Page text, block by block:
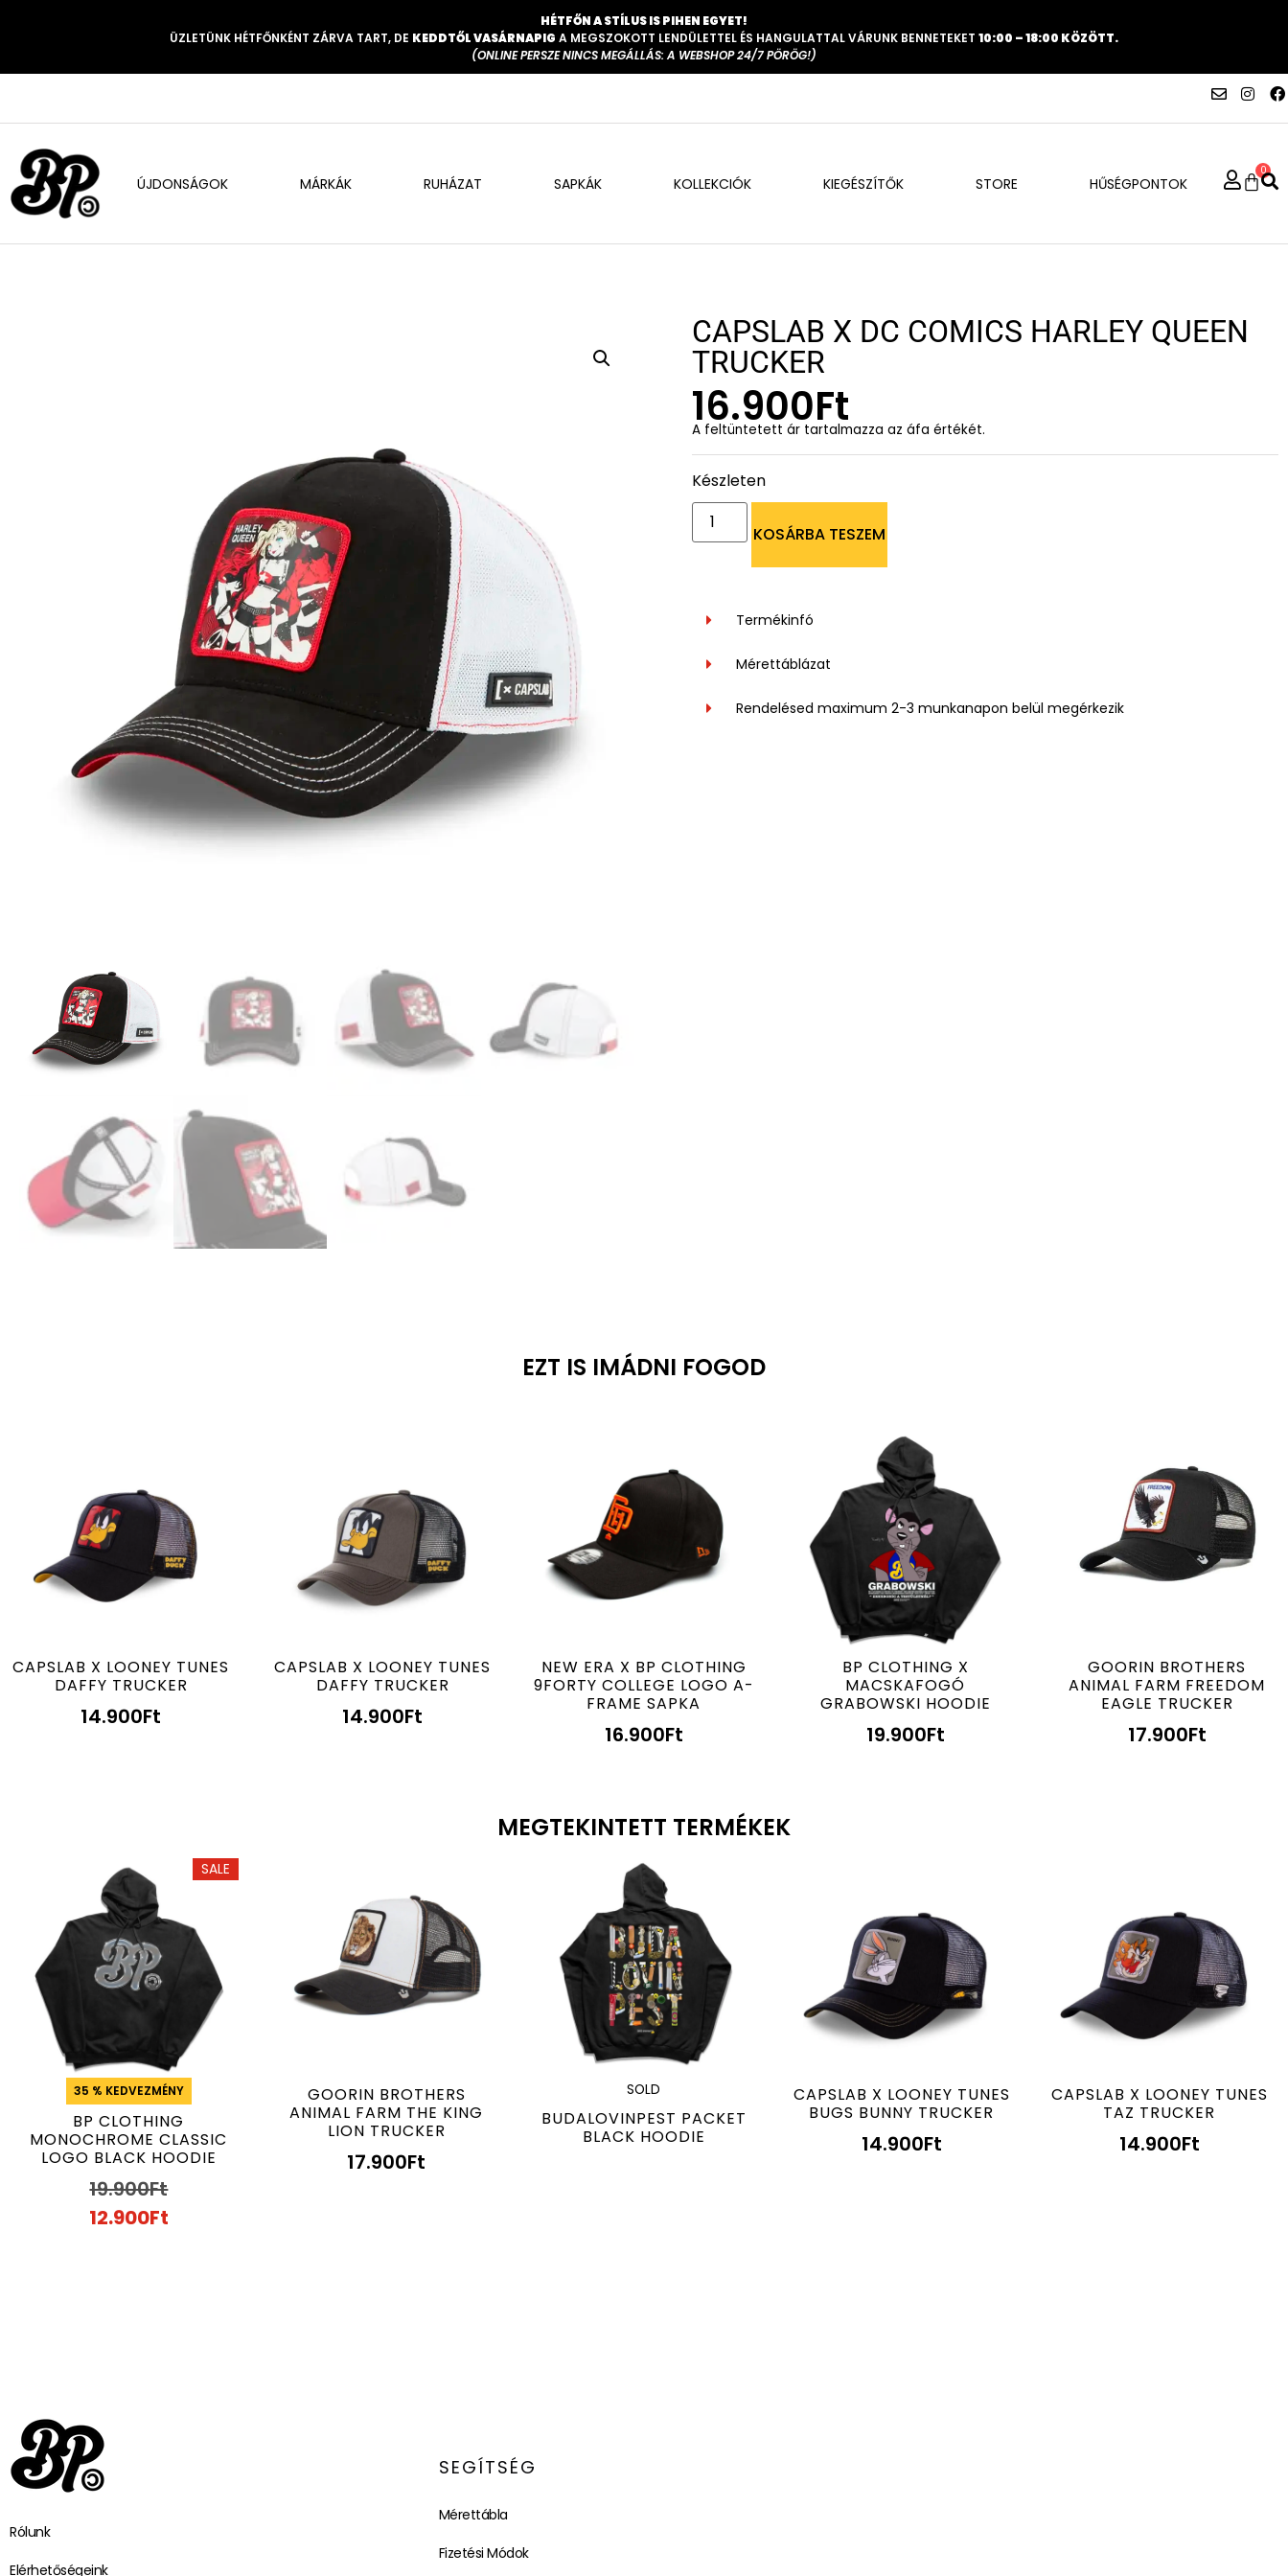
HÉTFŐN A STÍLUS IS PIHEN EGYET!
ÜZLETÜNK HÉTFŐNKÉNT ZÁRVA TART, DE KEDDTŐL VASÁRNAPIG A MEGSZOKOTT LENDÜLETTEL ÉS HANGULATTAL VÁRUNK BENNETEKET 10:00 – 18:00 KÖZÖTT.
(ONLINE PERSZE NINCS MEGÁLLÁS: A WEBSHOP 24/7 PÖRÖG!)
ÚJDONSÁGOK MÁRKÁK RUHÁZAT SAPKÁK KOLLEKCIÓK KIEGÉSZÍTŐK STORE HŰSÉGPONTOK
0
CAPSLAB X DC COMICS HARLEY QUEEN
TRUCKER
16.900Ft
A feltüntetett ár tartalmazza az áfa értékét.
Készleten
KOSÁRBA TESZEM
Termékinfó
Mérettáblázat
Rendelésed maximum 2-3 munkanapon belül megérkezik
EZT IS IMÁDNI FOGOD
CAPSLAB X LOONEY TUNES
DAFFY TRUCKER
14.900Ft
CAPSLAB X LOONEY TUNES
DAFFY TRUCKER
14.900Ft
NEW ERA X BP CLOTHING
9FORTY COLLEGE LOGO A-
FRAME SAPKA
16.900Ft
BP CLOTHING X
MACSKAFOGÓ
GRABOWSKI HOODIE
19.900Ft
GOORIN BROTHERS
ANIMAL FARM FREEDOM
EAGLE TRUCKER
17.900Ft
MEGTEKINTETT TERMÉKEK
SALE
35 % KEDVEZMÉNY
BP CLOTHING
MONOCHROME CLASSIC
LOGO BLACK HOODIE
19.900Ft
12.900Ft
GOORIN BROTHERS
ANIMAL FARM THE KING
LION TRUCKER
17.900Ft
SOLD
BUDALOVINPEST PACKET
BLACK HOODIE
CAPSLAB X LOONEY TUNES
BUGS BUNNY TRUCKER
14.900Ft
CAPSLAB X LOONEY TUNES
TAZ TRUCKER
14.900Ft
Rólunk
Elérhetőségeink
SEGÍTSÉG
Mérettábla
Fizetési Módok